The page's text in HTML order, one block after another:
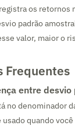
os retornos
padrão
valor, maior o
Frequentes
entre
no denominador
quando